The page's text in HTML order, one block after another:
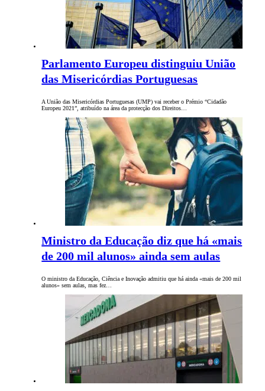
Parlamento Europeu distinguiu União
das Misericórdias Portuguesas
A União das Misericórdias Portuguesas (UMP) vai receber o Prémio “Cidadão
Europeu 2021”, atribuído na área da protecção dos Direitos…
Ministro da Educação diz que há «mais
de 200 mil alunos» ainda sem aulas
O ministro da Educação, Ciência e Inovação admitiu que há ainda «mais de 200 mil
alunos» sem aulas, mas fez…